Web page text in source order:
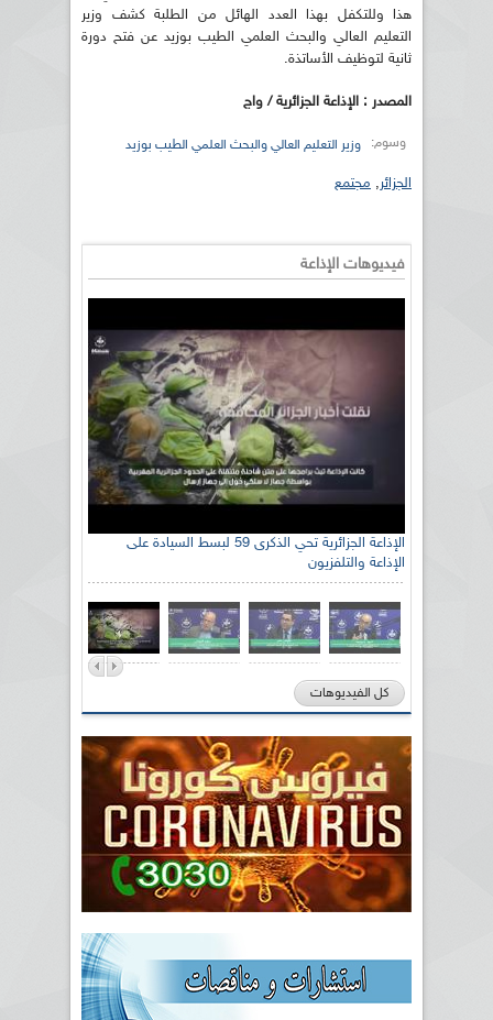
هذا وللتكفل بهذا العدد الهائل من الطلبة كشف وزير
التعليم العالي والبحث العلمي الطيب بوزيد عن فتح دورة
ثانية لتوظيف الأساتذة.
المصدر : الإذاعة الجزائرية / واج
وسوم: وزير التعليم العالي والبحث العلمي الطيب بوزيد
الجزائر, مجتمع
فيديوهات الإذاعة
الإذاعة الجزائرية تحي الذكرى 59 لبسط السيادة على
الإذاعة والتلفزيون
كل الفيديوهات